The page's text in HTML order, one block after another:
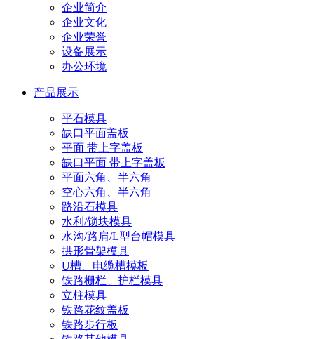
企业简介
企业文化
企业荣誉
设备展示
办公环境
产品展示
平石模具
缺口平面盖板
平面 带上字盖板
缺口平面 带上字盖板
平面六角、半六角
空心六角、半六角
路沿石模具
水利/锁块模具
水沟/路肩/L型台帽模具
拱形骨架模具
U槽、电缆槽模板
铁路栅栏、护栏模具
立柱模具
铁路花纹盖板
铁路步行板